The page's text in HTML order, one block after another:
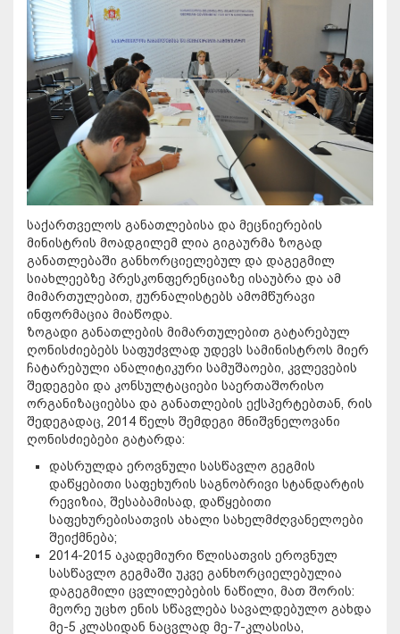
საქართველოს განათლებისა და მეცნიერების
მინისტრის მოადგილემ ლია გიგაურმა ზოგად
განათლებაში განხორციელებულ და დაგეგმილ
სიახლეებზე პრესკონფერენციაზე ისაუბრა და ამ
მიმართულებით, ჟურნალისტებს ამომწურავი
ინფორმაცია მიაწოდა.
ზოგადი განათლების მიმართულებით გატარებულ
ღონისძიებებს საფუძვლად უდევს სამინისტროს მიერ
ჩატარებული ანალიტიკური სამუშაოები, კვლევების
შედეგები და კონსულტაციები საერთაშორისო
ორგანიზაციებსა და განათლების ექსპერტებთან, რის
შედეგადაც, 2014 წელს შემდეგი მნიშვნელოვანი
ღონისძიებები გატარდა:
დასრულდა ეროვნული სასწავლო გეგმის
დაწყებითი საფეხურის საგნობრივი სტანდარტის
რევიზია, შესაბამისად, დაწყებითი
საფეხურებისათვის ახალი სახელმძღვანელოები
შეიქმნება;
2014-2015 აკადემიური წლისათვის ეროვნულ
სასწავლო გეგმაში უკვე განხორციელებულია
დაგეგმილი ცვლილებების ნაწილი, მათ შორის:
მეორე უცხო ენის სწავლება სავალდებულო გახდა
მე-5 კლასიდან ნაცვლად მე-7-კლასისა,